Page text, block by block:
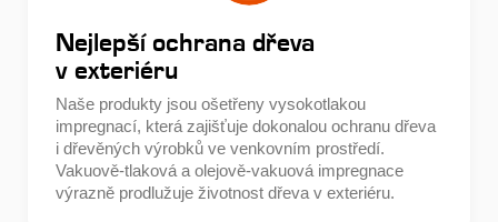
Nejlepší ochrana dřeva
v exteriéru
Naše produkty jsou ošetřeny vysokotlakou
impregnací, která zajišťuje dokonalou ochranu dřeva
i dřevěných výrobků ve venkovním prostředí.
Vakuově-tlaková a olejově-vakuová impregnace
výrazně prodlužuje životnost dřeva v exteriéru.